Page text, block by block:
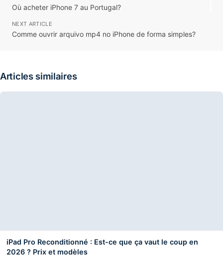
Où acheter iPhone 7 au Portugal?
NEXT ARTICLE
Comme ouvrir arquivo mp4 no iPhone de forma simples?
Articles similaires
iPad Pro Reconditionné : Est-ce que ça vaut le coup en
2026 ? Prix et modèles